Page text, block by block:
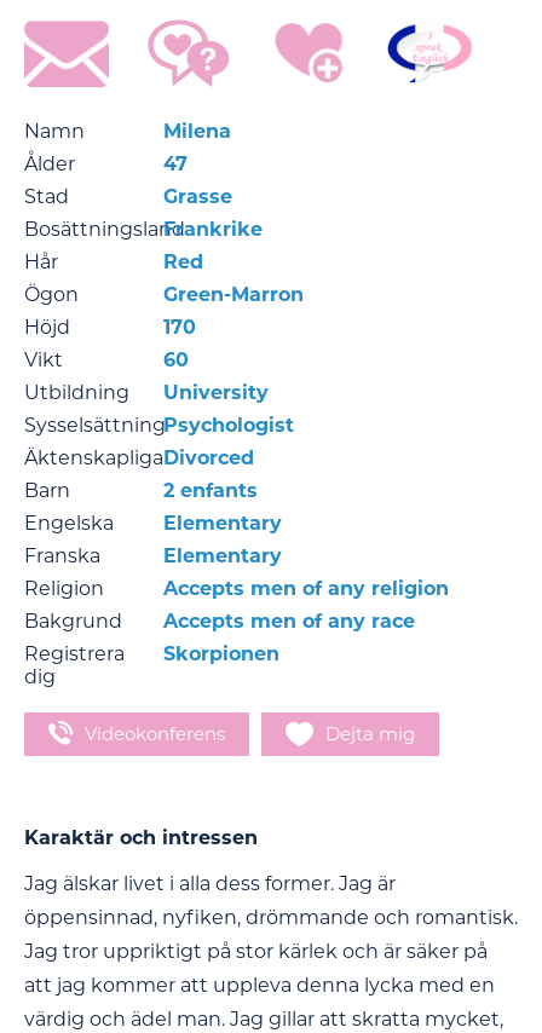
Namn
Milena
Ålder
47
Stad
Grasse
BosättningslandFrankrike
Hår
Red
Ögon
Green-Marron
Höjd
170
Vikt
60
Utbildning
University
SysselsättningPsychologist
ÄktenskapligaDivorced
Barn
2 enfants
Engelska
Elementary
Franska
Elementary
Religion
Accepts men of any religion
Bakgrund
Accepts men of any race
Registrera
dig
Skorpionen
Videokonferens Dejta mig
Karaktär och intressen
Jag älskar livet i alla dess former. Jag är
öppensinnad, nyfiken, drömmande och romantisk.
Jag tror uppriktigt på stor kärlek och är säker på
att jag kommer att uppleva denna lycka med en
värdig och ädel man. Jag gillar att skratta mycket,